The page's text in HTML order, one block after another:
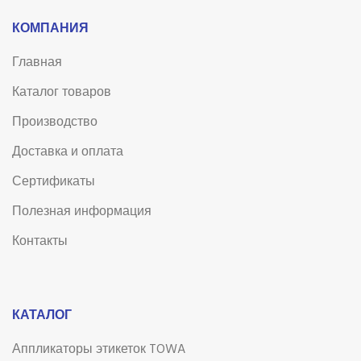
КОМПАНИЯ
Главная
Каталог товаров
Производство
Доставка и оплата
Сертификаты
Полезная информация
Контакты
КАТАЛОГ
Аппликаторы этикеток TOWA